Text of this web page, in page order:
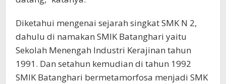
Diketahui mengenai sejarah singkat SMK N 2,
dahulu di namakan SMIK Batanghari yaitu
Sekolah Menengah Industri Kerajinan tahun
1991. Dan setahun kemudian di tahun 1992
SMIK Batanghari bermetamorfosa menjadi SMK